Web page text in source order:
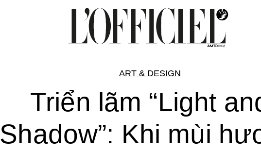
ART & DESIGN
Triển lãm “Light
Shadow”: Khi mùi